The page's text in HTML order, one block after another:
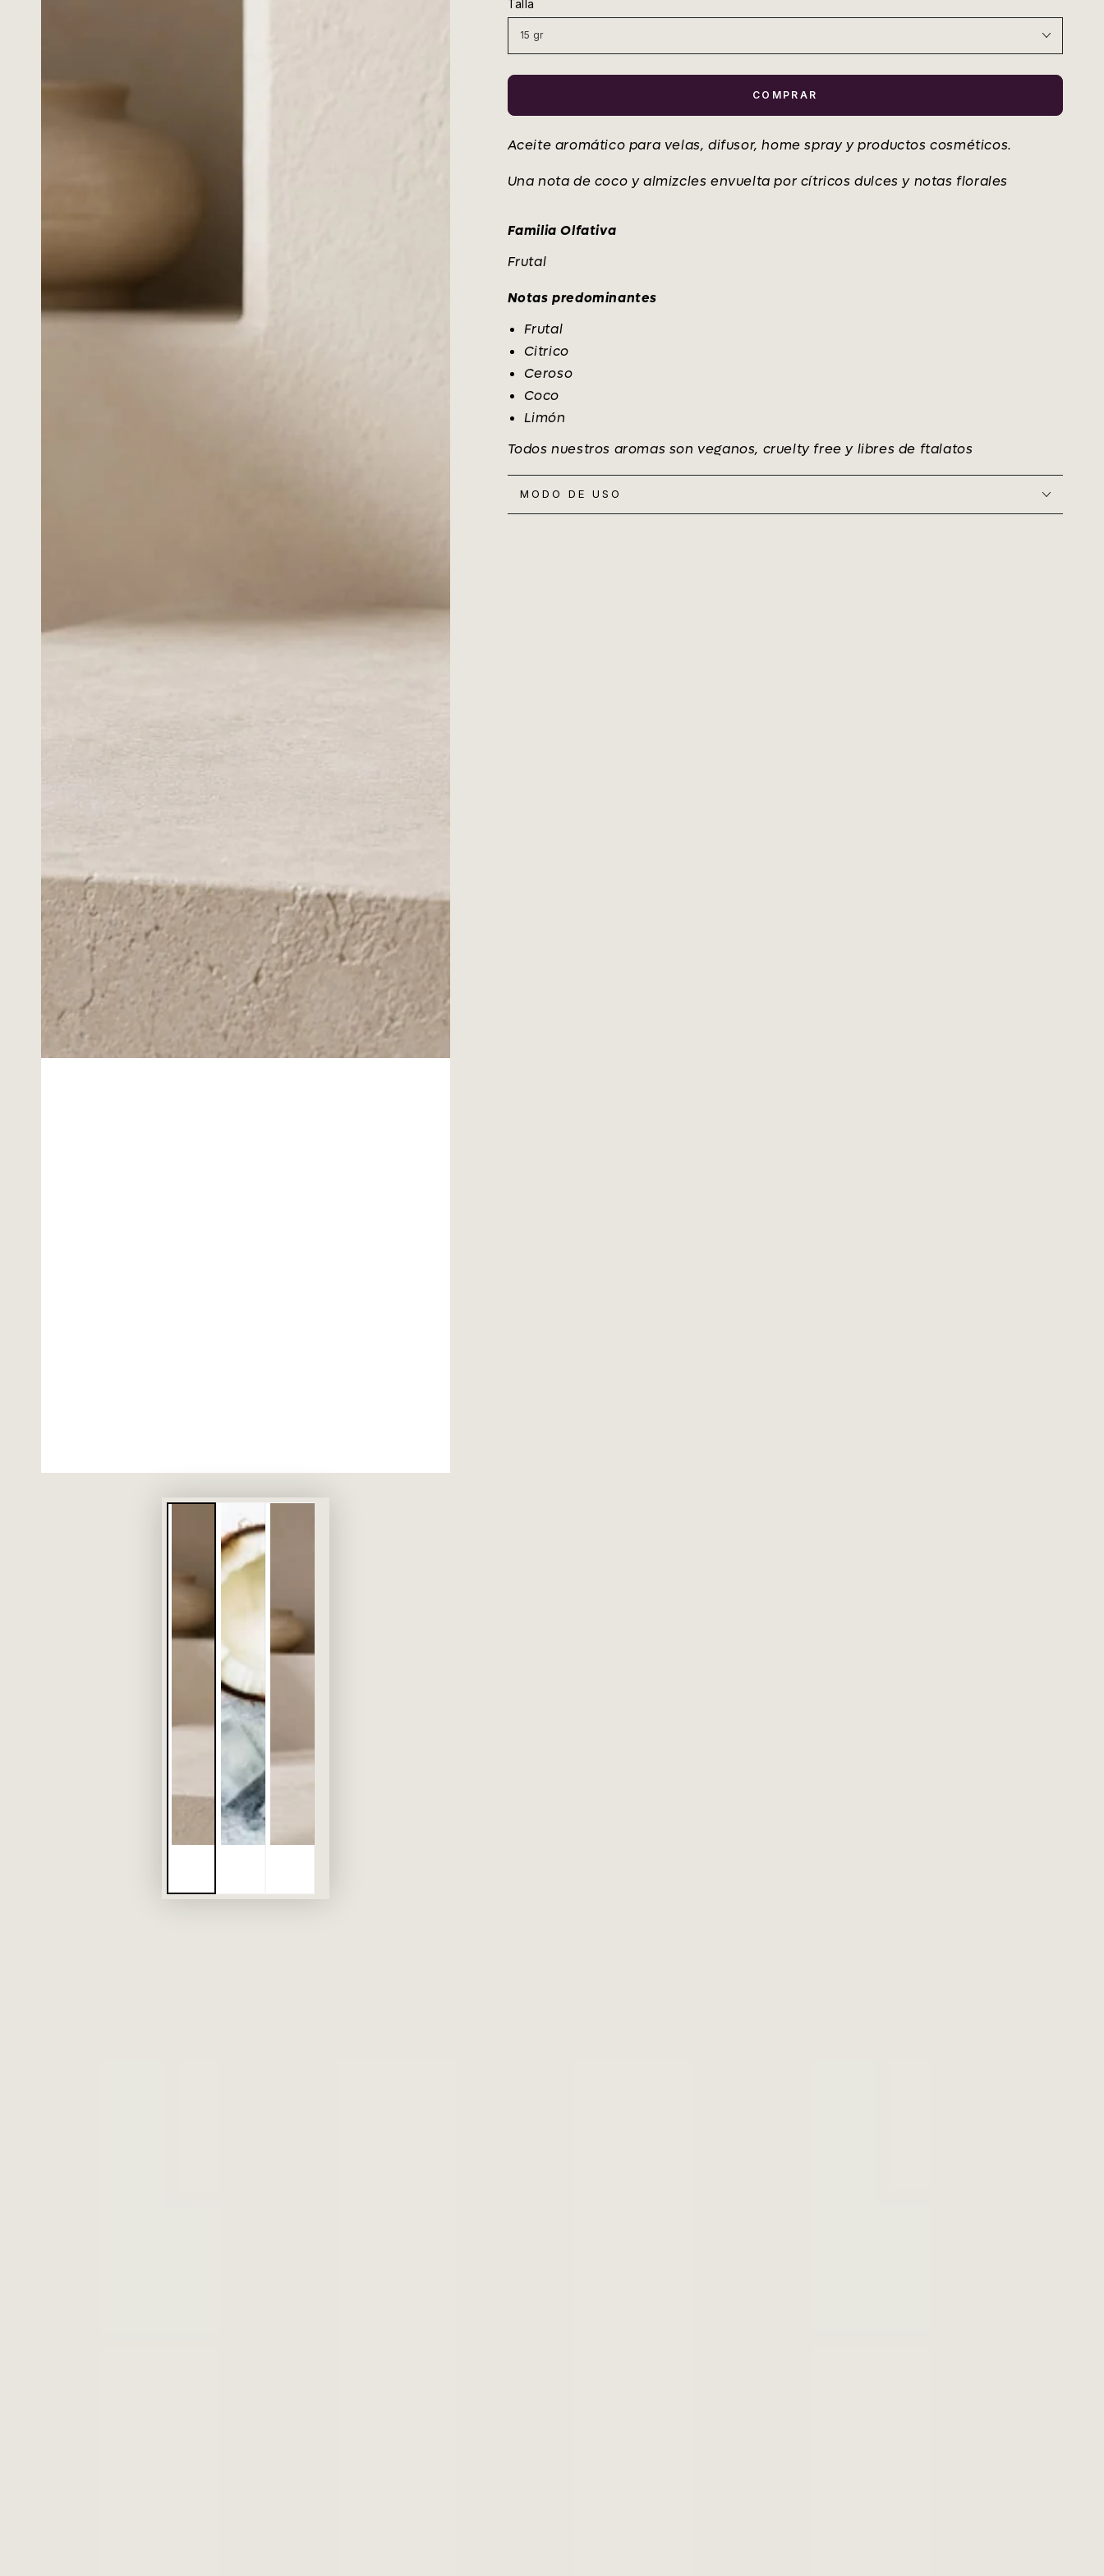
Talla
COMPRAR
Aceite aromático para velas, difusor, home spray y productos cosméticos.
Una nota de coco y almizcles envuelta por cítricos dulces y notas florales
Familia Olfativa
Frutal
Notas predominantes
Frutal
Citrico
Ceroso
Coco
Limón
Todos nuestros aromas son veganos, cruelty free y libres de ftalatos
MODO DE USO